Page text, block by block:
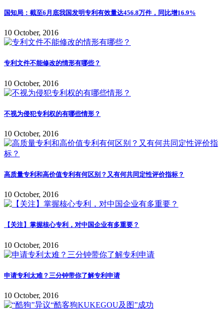
国知局：截至6月底我国发明专利有效量达456.8万件，同比增16.9%
10 October, 2016
专利文件不能修改的情形有哪些？
10 October, 2016
不视为侵犯专利权的有哪些情形？
10 October, 2016
高质量专利和高价值专利有何区别？又有何共同定性评价指标？
10 October, 2016
【关注】掌握核心专利，对中国企业有多重要？
10 October, 2016
申请专利太难？三分钟带你了解专利申请
10 October, 2016